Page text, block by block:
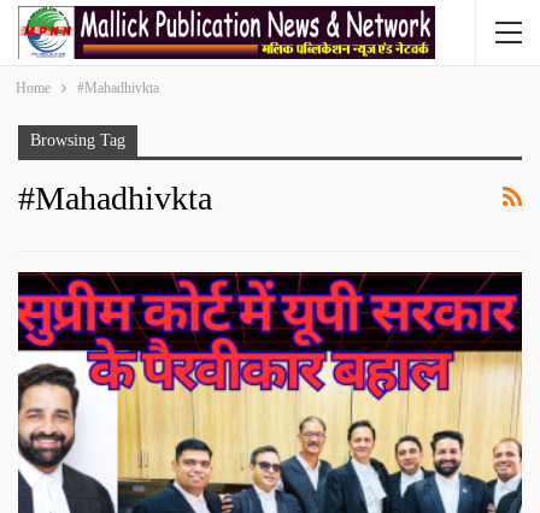
Home #Mahadhivkta
Browsing Tag
#Mahadhivkta